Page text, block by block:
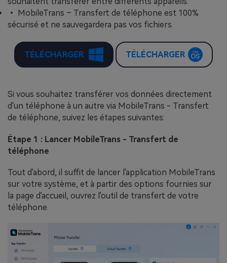
• MobileTrans – Transfert de téléphone est 100%
sécurisé et ne sauvegardera pas vos fichiers.
TÉLÉCHARGER TÉLÉCHARGER
Si vous souhaitez transférer vos données directement
d'un téléphone à un autre via MobileTrans - Transfert
de téléphone, suivez les étapes suivantes:
Étape 1 : Lancer MobileTrans - Transfert de
téléphone
Tout d'abord, il suffit de lancer l'application MobileTrans
sur votre système, et à partir des options fournies sur
la page d'accueil, ouvrez l'outil de transfert de votre
téléphone.